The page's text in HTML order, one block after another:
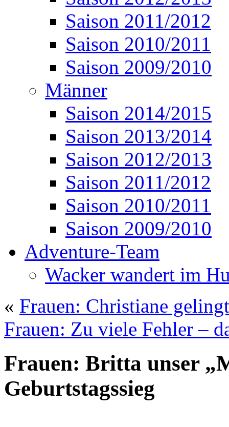
Saison 2011/2012
Saison 2010/2011
Saison 2009/2010
Männer
Saison 2014/2015
Saison 2013/2014
Saison 2012/2013
Saison 2011/2012
Saison 2010/2011
Saison 2009/2010
Adventure-Team
Wacker wandert im
« Frauen: Christiane
Frauen: Zu viele Fehler –
Frauen: Britta unser
Geburtstagssieg